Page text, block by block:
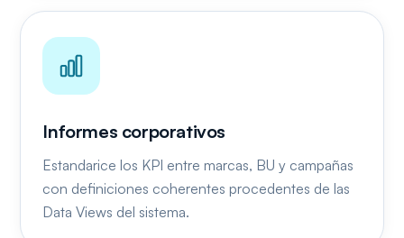
Informes corporativos
Estandarice los KPI entre marcas, BU y campañas
con definiciones coherentes procedentes de las
Data Views del sistema.